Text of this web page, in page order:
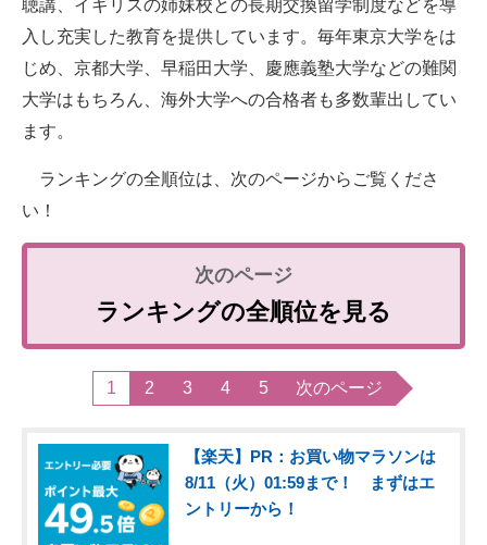
聴講、イギリスの姉妹校との長期交換留学制度などを導
入し充実した教育を提供しています。毎年東京大学をは
じめ、京都大学、早稲田大学、慶應義塾大学などの難関
大学はもちろん、海外大学への合格者も多数輩出してい
ます。
ランキングの全順位は、次のページからご覧くださ
い！
ランキングの全順位を見る
1 2 3 4 5 次のページ
【楽天】PR：お買い物マラソンは
8/11（火）01:59まで！ まずはエ
ントリーから！